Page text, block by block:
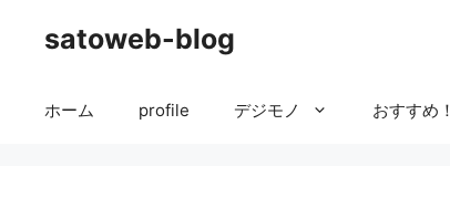
satoweb-blog
ホーム profile デジモノ おすすめ！